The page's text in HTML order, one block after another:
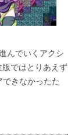
んでいくアクシ
ではとりあえず
きなかったた